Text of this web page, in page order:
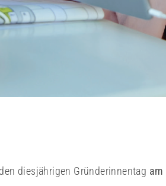
diesjährigen Gründerinnentag am